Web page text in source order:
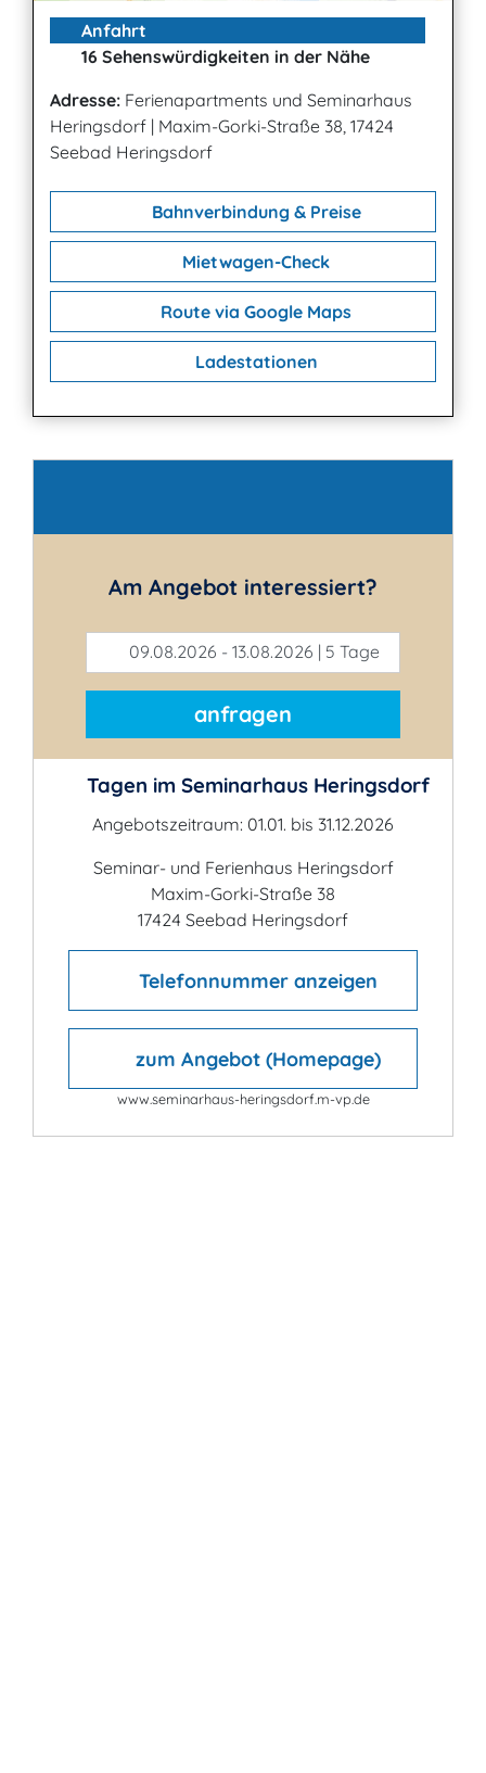
Anfahrt
16 Sehenswürdigkeiten in der Nähe
Adresse: Ferienapartments und Seminarhaus
Heringsdorf | Maxim-Gorki-Straße 38, 17424
Seebad Heringsdorf
Bahnverbindung & Preise
Mietwagen-Check
Route via Google Maps
Ladestationen
Am Angebot interessiert?
09.08.2026 - 13.08.2026 | 5 Tage
anfragen
Tagen im Seminarhaus Heringsdorf
Angebotszeitraum: 01.01. bis 31.12.2026
Seminar- und Ferienhaus Heringsdorf
Maxim-Gorki-Straße 38
17424 Seebad Heringsdorf
Telefonnummer anzeigen
zum Angebot (Homepage)
www.seminarhaus-heringsdorf.m-vp.de